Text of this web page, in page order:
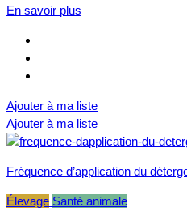
En savoir plus
Ajouter à ma liste
Ajouter à ma liste
Fréquence d’application du
Élevage Santé animale